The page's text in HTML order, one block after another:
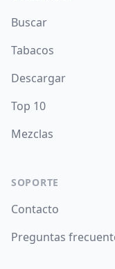
Buscar
Tabacos
Descargar
Top 10
Mezclas
SOPORTE
Contacto
Preguntas